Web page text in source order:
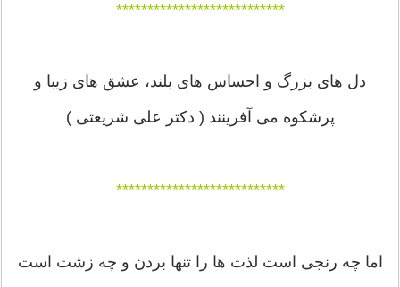
***************************
دل های بزرگ و احساس های بلند، عشق های زیبا و
پرشکوه می آفرینند ( دکتر علی شریعتی )
***************************
اما چه رنجی است لذت ها را تنها بردن و چه زشت است